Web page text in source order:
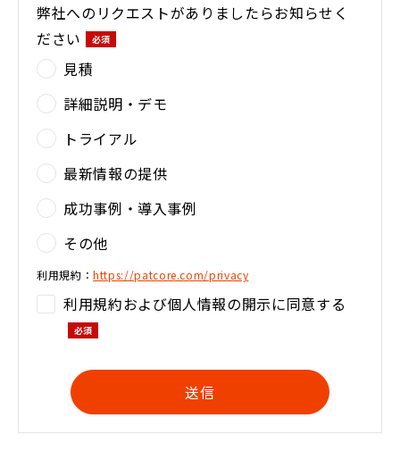
弊社へのリクエストがありましたらお知らせく
ださい
見積
詳細説明・デモ
トライアル
最新情報の提供
成功事例・導入事例
その他
利用規約：https://patcore.com/privacy
利用規約および個人情報の開示に同意する